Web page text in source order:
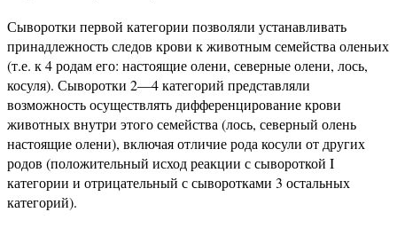
Сыворотки первой категории позволяли устанавливать
принадлежность следов крови к животным семейства оленьих
(т.е. к 4 родам его: настоящие олени, северные олени, лось,
косуля). Сыворотки 2—4 категорий представляли
возможность осуществлять дифференцирование крови
животных внутри этого семейства (лось, северный олень
настоящие олени), включая отличие рода косули от других
родов (положительный исход реакции с сывороткой I
категории и отрицательный с сыворотками 3 остальных
категорий).